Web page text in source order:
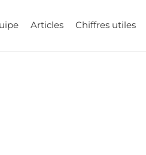
Articles Chiffres utiles